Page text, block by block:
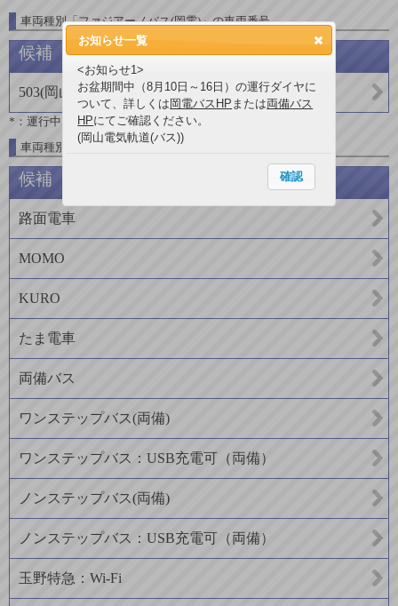
車両種別「ファジアーノバス(岡電)」の車両番号
候補
503(岡山電気軌道(バス))
*：運行中
車両種別一覧
候補
路面電車
MOMO
KURO
たま電車
両備バス
ワンステップバス(両備)
ワンステップバス：USB充電可（両備）
ノンステップバス(両備)
ノンステップバス：USB充電可（両備）
玉野特急：Wi-Fi
お知らせ一覧
<お知らせ1>
お盆期間中（8月10日～16日）の運行ダイヤに
ついて、詳しくは 岡電バスHP または両備バス
HPにてご確認ください。
(岡山電気軌道(バス))
確認